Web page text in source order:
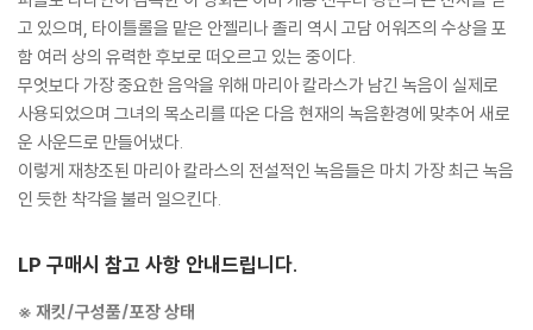
고 있으며, 타이틀롤을 맡은 안젤리나 졸리 역시 고담 어워즈의 수상을 포
함 여러 상의 유력한 후보로 떠오르고 있는 중이다.
무엇보다 가장 중요한 음악을 위해 마리아 칼라스가 남긴 녹음이 실제로
사용되었으며 그녀의 목소리를 따온 다음 현재의 녹음환경에 맞추어 새로
운 사운드로 만들어냈다.
이렇게 재창조된 마리아 칼라스의 전설적인 녹음들은 마치 가장 최근 녹음
인 듯한 착각을 불러 일으킨다.
LP 구매시 참고 사항 안내드립니다.
※ 재킷/구성품/포장 상태